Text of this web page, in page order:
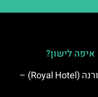
איפה לישון?
מלון רויאל ורנה (Royal Hotel) –